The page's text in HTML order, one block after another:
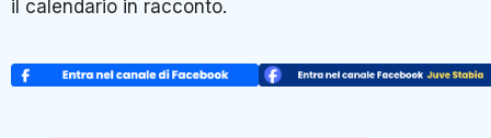
il calendario in racconto.